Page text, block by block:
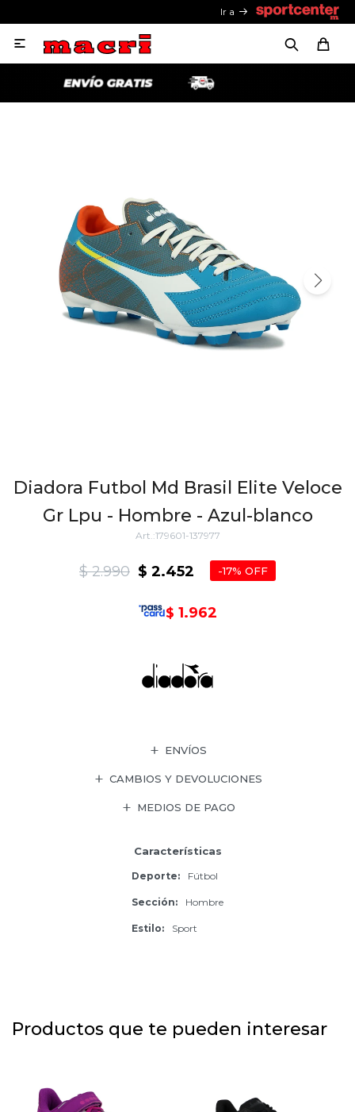
Ir a

Diadora Futbol Md Brasil Elite Veloce
Gr Lpu - Hombre - Azul-blanco
179601-137977
$ 2.452
$ 2.990 17
$ 1.962
ENVÍOS
CAMBIOS Y DEVOLUCIONES
MEDIOS DE PAGO
Características
Deporte Fútbol
Sección Hombre
Estilo Sport
Productos que te pueden interesar